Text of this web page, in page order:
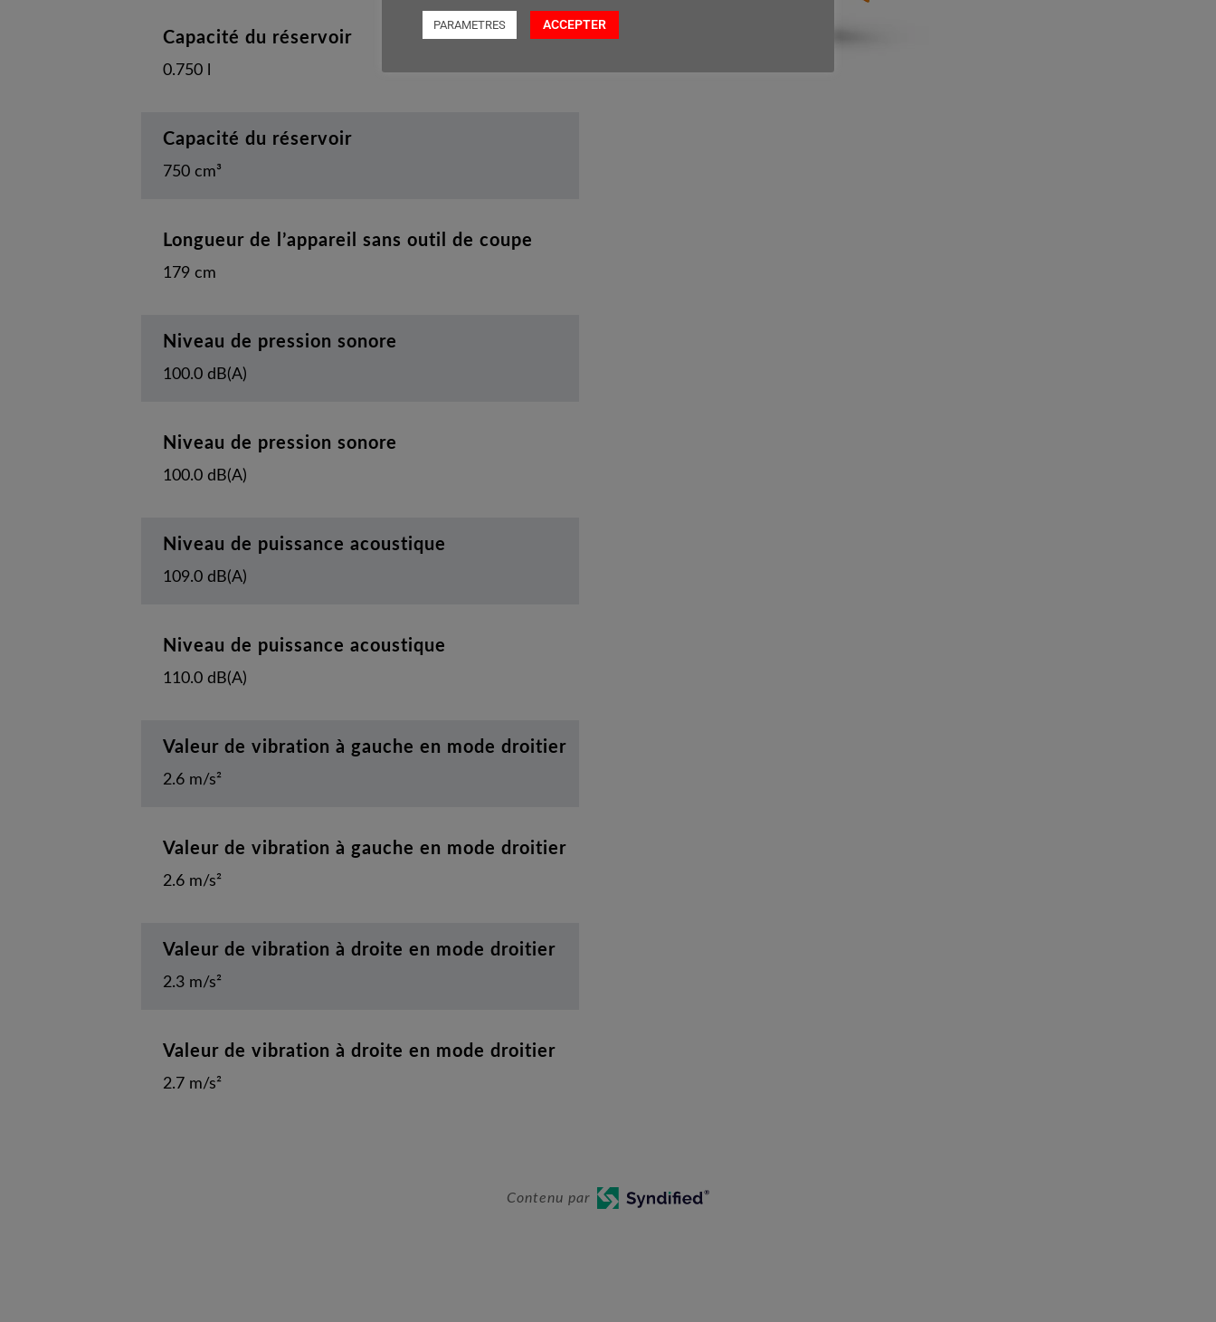
Capacité du réservoir
0.750 l
Capacité du réservoir
750 cm³
Longueur de l’appareil sans outil de coupe
179 cm
Niveau de pression sonore
100.0 dB(A)
Niveau de pression sonore
100.0 dB(A)
Niveau de puissance acoustique
109.0 dB(A)
Niveau de puissance acoustique
110.0 dB(A)
Valeur de vibration à gauche en mode droitier
2.6 m/s²
Valeur de vibration à gauche en mode droitier
2.6 m/s²
Valeur de vibration à droite en mode droitier
2.3 m/s²
Valeur de vibration à droite en mode droitier
2.7 m/s²
Contenu par
PARAMETRES ACCEPTER